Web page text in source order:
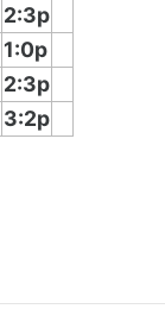
2:3p
1:0p
2:3p
3:2p